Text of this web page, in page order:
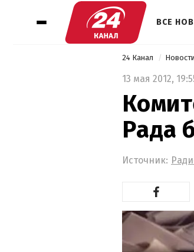
ВСЕ
24 Канал
13 мая 2012,
Рада
Источник: